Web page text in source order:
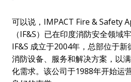
可以说，IMPACT Fire & Safety
（IF&S）已在印度消防安全领域
IF&S 成立于2004年，总部位于
消防设备、服务和解决方案，以
化需求。该公司于1988年开始运